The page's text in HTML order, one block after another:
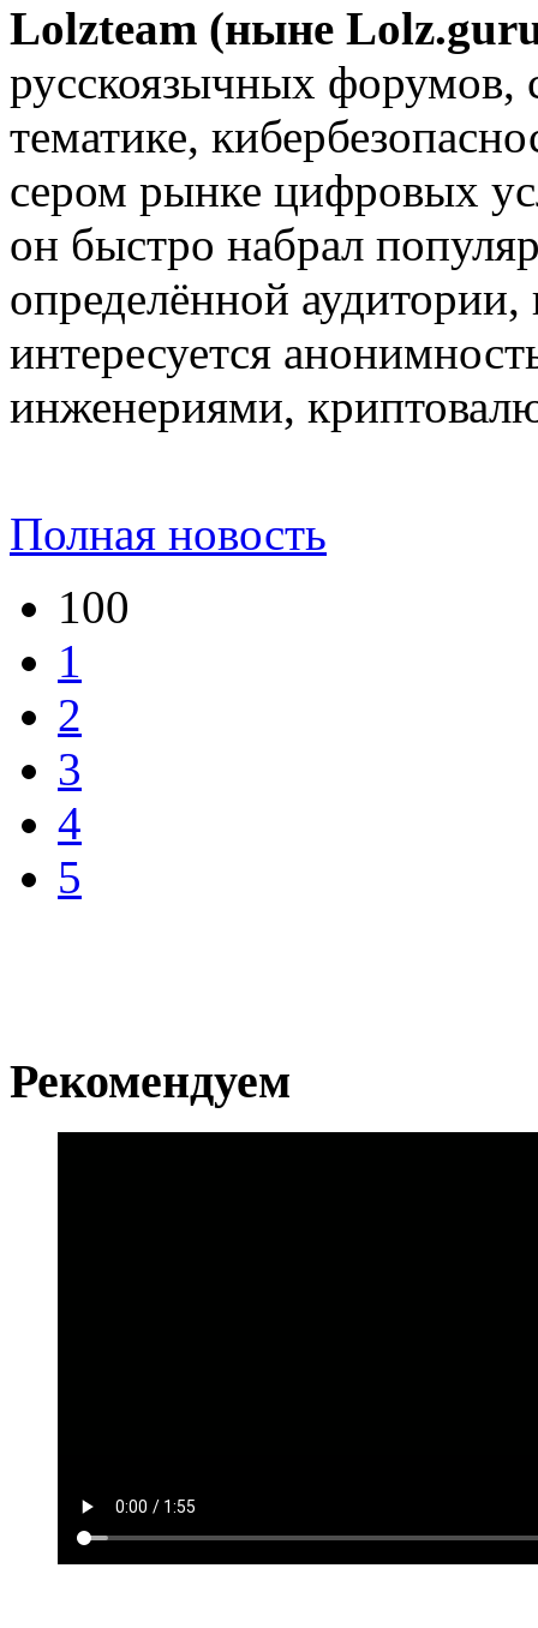
Lolzteam (ныне
русскоязычных
тематике,
сером рынке цифровых
он быстро набрал
определённой аудитории,
интересуется
инженериями,
Полная новость
100
1
2
3
4
5
Рекомендуем